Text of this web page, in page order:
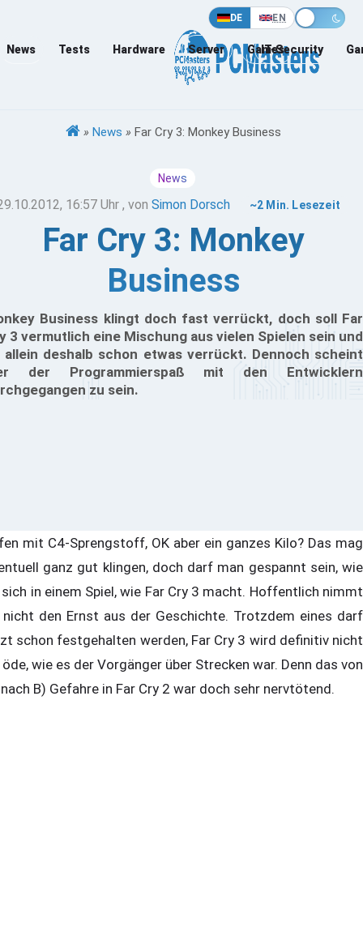
DE EN
News Tests Hardware Server Games
IT-Security
» News » Far Cry 3: Monkey Business
News
16:57 Uhr , von Simon Dorsch ~2 Min. Lesezeit
Far Cry 3: Monkey
Business
Business klingt doch fast verrückt, doch soll Far
3 vermutlich eine Mischung aus vielen Spielen sein und
allein deshalb schon etwas verrückt. Dennoch scheint
der Programmierspaß mit den Entwicklern
zu sein.
mit C4-Sprengstoff, OK aber ein ganzes Kilo? Das mag
ganz gut klingen, doch darf man gespannt sein, wie
in einem Spiel, wie Far Cry 3 macht. Hoffentlich nimmt
nicht den Ernst aus der Geschichte. Trotzdem eines darf
schon festgehalten werden, Far Cry 3 wird definitiv nicht
wie es der Vorgänger über Strecken war. Denn das von
B) Gefahre in Far Cry 2 war doch sehr nervtötend.